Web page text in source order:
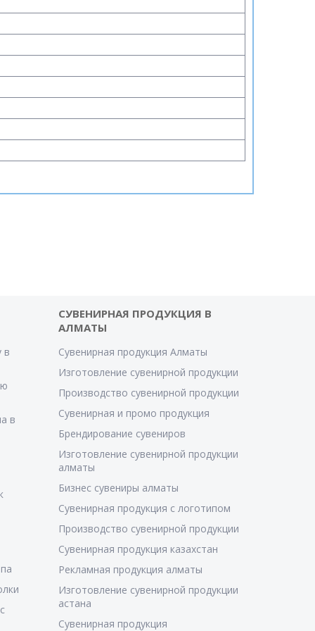
в
в
СУВЕНИРНАЯ ПРОДУКЦИЯ В
АЛМАТЫ
Сувенирная продукция Алматы
Изготовление сувенирной продукции
Производство сувенирной продукции
Сувенирная и промо продукция
Брендирование сувениров
Изготовление сувенирной продукции
алматы
Бизнес сувениры алматы
Сувенирная продукция с логотипом
Производство сувенирной продукции
Сувенирная продукция казахстан
Рекламная продукция алматы
Изготовление сувенирной продукции
астана
Сувенирная продукция